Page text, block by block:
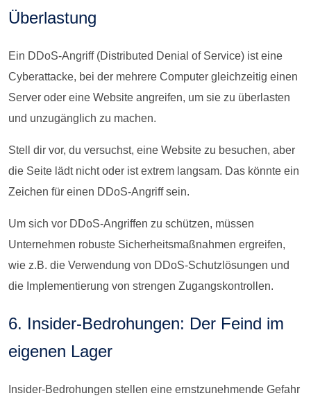
Überlastung
Ein DDoS-Angriff (Distributed Denial of Service) ist eine
Cyberattacke, bei der mehrere Computer gleichzeitig einen
Server oder eine Website angreifen, um sie zu überlasten
und unzugänglich zu machen.
Stell dir vor, du versuchst, eine Website zu besuchen, aber
die Seite lädt nicht oder ist extrem langsam. Das könnte ein
Zeichen für einen DDoS-Angriff sein.
Um sich vor DDoS-Angriffen zu schützen, müssen
Unternehmen robuste Sicherheitsmaßnahmen ergreifen,
wie z.B. die Verwendung von DDoS-Schutzlösungen und
die Implementierung von strengen Zugangskontrollen.
6. Insider-Bedrohungen: Der Feind im
eigenen Lager
Insider-Bedrohungen stellen eine ernstzunehmende Gefahr